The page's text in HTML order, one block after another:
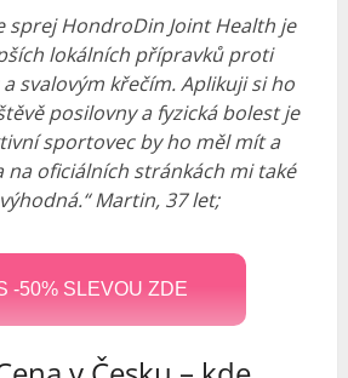
sprej HondroDin Joint Health je
lokálních přípravků proti
svalovým křečím. Aplikuji si ho
posilovny a fyzická bolest je
sportovec by ho měl mít a
na oficiálních stránkách mi také
Martin, 37 let;
-50% SLEVOU ZDE